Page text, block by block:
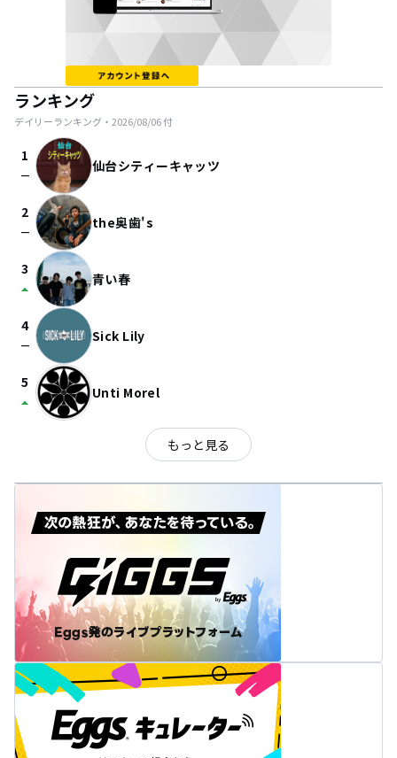
ランキング
デイリーランキング・ 2026/08/06付
1
check_indeterminate_small 仙台シティーキャッツ
2
check_indeterminate_small the奥歯's
3
arrow_drop_up 青い春
4
check_indeterminate_small Sick Lily
5
arrow_drop_up Unti Morel
もっと見る